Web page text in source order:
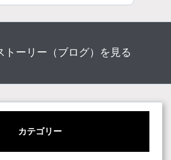
トーリー（ブログ）を見る
カテゴリー